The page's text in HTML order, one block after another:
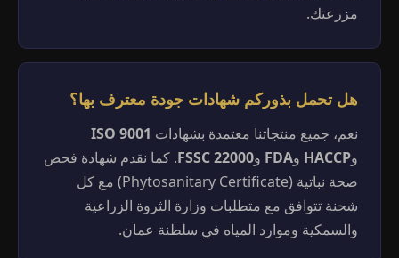
مزرعتك.
هل تحمل بذوركم شهادات جودة معترف بها؟
نعم، جميع منتجاتنا معتمدة بشهادات ISO 9001
وHACCP وFDA وFSSC 22000. كما نقدم شهادة فحص
صحة نباتية (Phytosanitary Certificate) مع كل
شحنة تتوافق مع متطلبات وزارة الثروة الزراعية
والسمكية وموارد المياه في سلطنة عمان.